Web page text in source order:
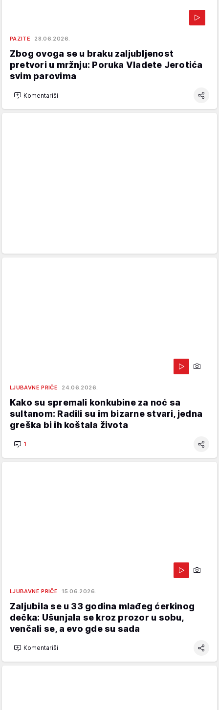
PAZITE 28.06.2026.
Zbog ovoga se u braku zaljubljenost
pretvori u mržnju: Poruka Vladete Jerotića
svim parovima
Komentariši
LJUBAVNE PRIČE 24.06.2026.
Kako su spremali konkubine za noć sa
sultanom: Radili su im bizarne stvari, jedna
greška bi ih koštala života
1
LJUBAVNE PRIČE 15.06.2026.
Zaljubila se u 33 godina mlađeg ćerkinog
dečka: Ušunjala se kroz prozor u sobu,
venčali se, a evo gde su sada
Komentariši